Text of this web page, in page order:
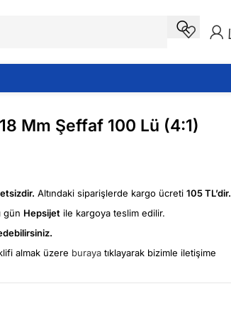
Mm Şeffaf 100 Lü (4:1)
Altındaki siparişlerde kargo ücreti 105 TL’dir.
gün Hepsijet ile kargoya teslim edilir.
almak üzere buraya tıklayarak bizimle iletişime